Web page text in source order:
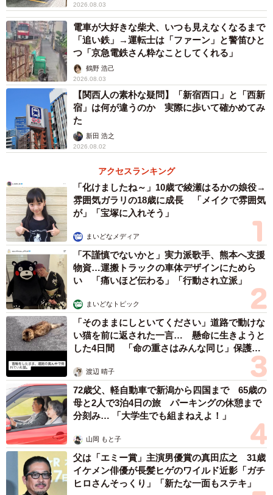
「今回は“私、悪くないよな”と思いつつも、子どもを守るた
めには逃げるべきだったとも感じました。その時は予定が
あり降りなかったけれど、子どもの安全には代えられない
と反省しています」
正しさと安全、その間で揺れる気持ちは、多くの親が直面
する現実だ。
3/3
妊娠中や出産後、電車だけではなく公共の場で理不尽な経験が増えたと
いう（photoACより「フイル」さん撮影、イメージ画像）
「声を上げるべきところは上げていきたい」
少子高齢化が進む社会のなかで、妊産婦や子育て世帯が安
心して移動できる環境は不可欠だ。すいままさんは、今回
の出来事をこう結んだ。
「少子高齢化が進むよなと思う出来事が、妊産婦になって
から本当に多い。それでも、この子たちが住みやすい社会
になるように、声を上げるべきところは上げていきたいと
思います」
2026.08.03
電車が大好きな柴犬、いつも見えなくなるまで
「追い鉄」→運転士は「ファーン」と警笛ひと
つ「京急電鉄さん粋なことしてくれる」
鶴野 浩己
2026.08.03
【関西人の素朴な疑問】「新宿西口」と「西新
宿」は何が違うのか 実際に歩いて確かめてみ
た
新田 浩之
2026.08.02
アクセスランキング
「化けましたね～」10歳で綾瀬はるかの娘役→
雰囲気ガラリの18歳に成長 「メイクで雰囲気
が」「宝塚に入れそう」
まいどなメディア
「不謹慎でないかと」実力派歌手、熊本へ支援
物資…運搬トラックの車体デザインにためら
い 「痛いほど伝わる」「行動され立派」
まいどなトピック
「そのままにしといてください」道路で動けな
い猫を前に返された一言… 懸命に生きようと
した4日間 「命の重さはみんな同じ」保護団
渡辺 晴子
72歳父、軽自動車で新潟から四国まで 65歳の
母と2人で3泊4日の旅 パーキングの休憩まで
分刻み… 「大学生でも組まねえよ！」
山岡 もと子
父は「エミー賞」主演男優賞の真田広之 31歳
イケメン俳優が長髪ヒゲのワイルド近影「ガチ
ヒロさんそっくり」「新たな一面もステキ」